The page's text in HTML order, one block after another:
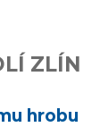
ZLÍN
hrobu